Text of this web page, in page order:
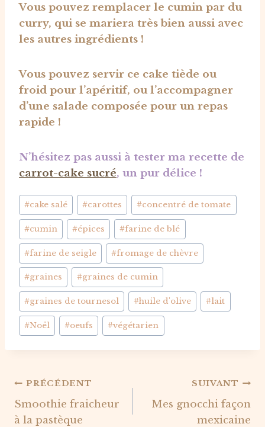
Vous pouvez remplacer le cumin par du
curry, qui se mariera très bien aussi avec
les autres ingrédients !
Vous pouvez servir ce cake tiède ou
froid pour l’apéritif, ou l’accompagner
d’une salade composée pour un repas
rapide !
N’hésitez pas aussi à tester ma recette de
carrot-cake sucré, un pur délice !
Étiquettes
de
la
publication :
#cake salé #carottes #concentré de tomate
#cumin #épices #farine de blé
#farine de seigle #fromage de chèvre
#graines #graines de cumin
#graines de tournesol #huile d'olive #lait
#Noël #oeufs #végétarien
Navigation
de
PRÉCÉDENT
Smoothie fraicheur
à la pastèque
SUIVANT
Mes gnocchi façon
mexicaine